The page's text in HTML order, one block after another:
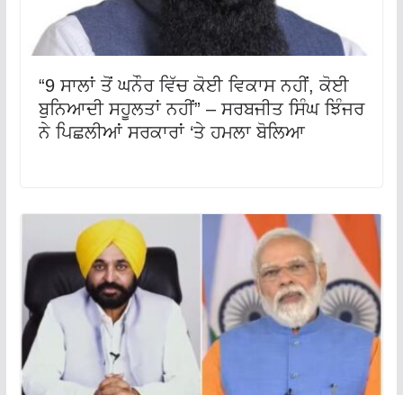
“9 ਸਾਲਾਂ ਤੋਂ ਘਨੌਰ ਵਿੱਚ ਕੋਈ ਵਿਕਾਸ ਨਹੀਂ, ਕੋਈ
ਬੁਨਿਆਦੀ ਸਹੂਲਤਾਂ ਨਹੀਂ” – ਸਰਬਜੀਤ ਸਿੰਘ ਝਿੰਜਰ
ਨੇ ਪਿਛਲੀਆਂ ਸਰਕਾਰਾਂ ‘ਤੇ ਹਮਲਾ ਬੋਲਿਆ